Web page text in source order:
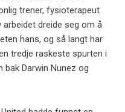
trener, fysioterapeut
dreide seg om å
hans, og så langt har
tredje raskeste spurten i
bak Darwin Nunez og